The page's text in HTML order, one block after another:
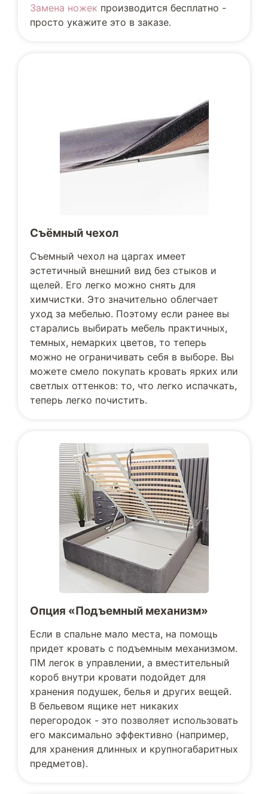
Замена ножек производится бесплатно -
просто укажите это в заказе.
Съёмный чехол
Съемный чехол на царгах имеет
эстетичный внешний вид без стыков и
щелей. Его легко можно снять для
химчистки. Это значительно облегчает
уход за мебелью. Поэтому если ранее вы
старались выбирать мебель практичных,
темных, немарких цветов, то теперь
можно не ограничивать себя в выборе. Вы
можете смело покупать кровать ярких или
светлых оттенков: то, что легко испачкать,
теперь легко почистить.
Опция «Подъемный механизм»
Если в спальне мало места, на помощь
придет кровать с подъемным механизмом.
ПМ легок в управлении, а вместительный
короб внутри кровати подойдет для
хранения подушек, белья и других вещей.
В бельевом ящике нет никаких
перегородок - это позволяет использовать
его максимально эффективно (например,
для хранения длинных и крупногабаритных
предметов).